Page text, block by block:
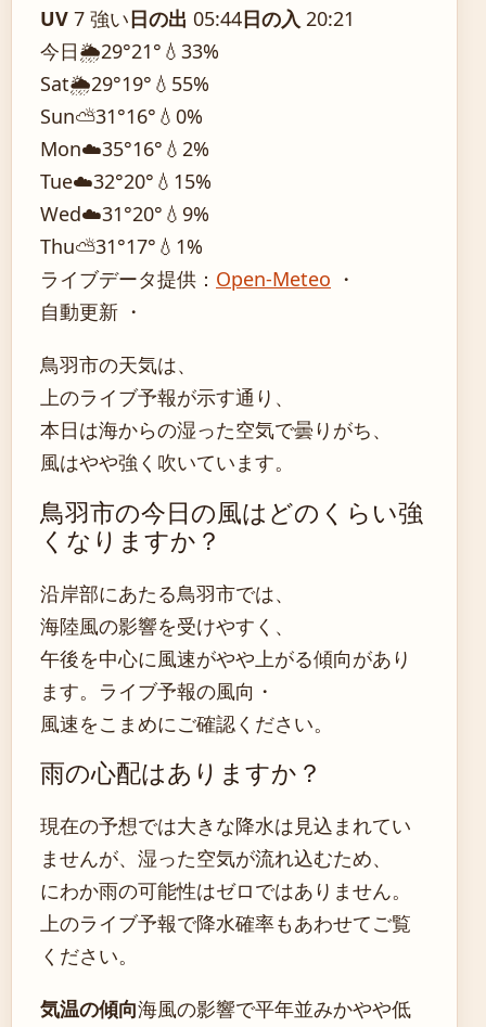
UV 7 強い日の出 05:44日の入 20:21
今日🌦️29°21° 💧33%
Sat🌦️29°19° 💧55%
Sun⛅31°16° 💧0%
Mon☁️35°16° 💧2%
Tue☁️32°20° 💧15%
Wed☁️31°20° 💧9%
Thu⛅31°17° 💧1%
ライブデータ提供： Open-Meteo ・
自動更新 ・
鳥羽市の天気は、
上のライブ予報が示す通り、
本日は海からの湿った空気で曇りがち、
風はやや強く吹いています。
鳥羽市の今日の風はどのくらい強
くなりますか？
沿岸部にあたる鳥羽市では、
海陸風の影響を受けやすく、
午後を中心に風速がやや上がる傾向があり
ます。ライブ予報の風向・
風速をこまめにご確認ください。
雨の心配はありますか？
現在の予想では大きな降水は見込まれてい
ませんが、湿った空気が流れ込むため、
にわか雨の可能性はゼロではありません。
上のライブ予報で降水確率もあわせてご覧
ください。
気温の傾向海風の影響で平年並みかやや低